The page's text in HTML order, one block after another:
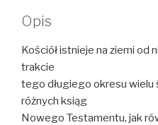
3
Opis
Kościół istnieje na ziemi od
trakcie
tego długiego okresu
różnych ksiąg
Nowego Testamentu, jak